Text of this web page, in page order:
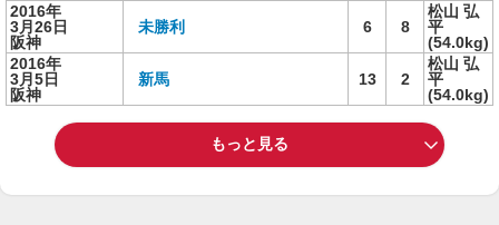
2016年
3月26日
阪神
未勝利 6 8
松山 弘
平
(54.0kg)
2016年
3月5日
阪神
新馬 13 2
松山 弘
平
(54.0kg)
もっと見る